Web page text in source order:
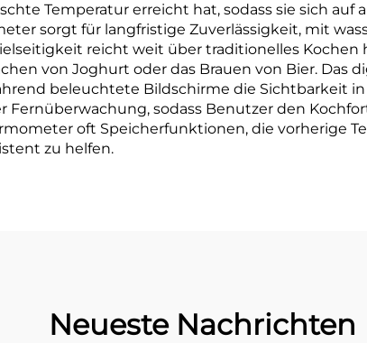
Temperatur erreicht hat, sodass sie sich
sorgt für langfristige Zuverlässigkeit, mit
reicht weit über traditionelles
von Joghurt oder das Brauen von Bier. Das
beleuchtete Bildschirme die Sichtbarkeit
sodass Benutzer den
oft Speicherfunktionen, die vorherige
zu helfen.
Neueste Nachrichten